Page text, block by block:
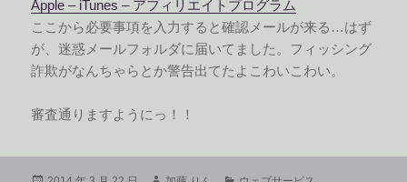
Apple – iTunes – アフィリエイトプログラム
ここから必要事項を入力すると確認メールが来る…はず
が、迷惑メールフォルダに届いてました。フィッシング
詐欺がなんちゃらとか警告出てたよこわいこわい。
審査通りますようにっ！！